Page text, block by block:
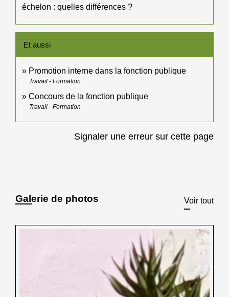
échelon : quelles différences ?
Et aussi
Promotion interne dans la fonction publique
Travail - Formation
Concours de la fonction publique
Travail - Formation
Signaler une erreur sur cette page
Galerie de photos Voir tout